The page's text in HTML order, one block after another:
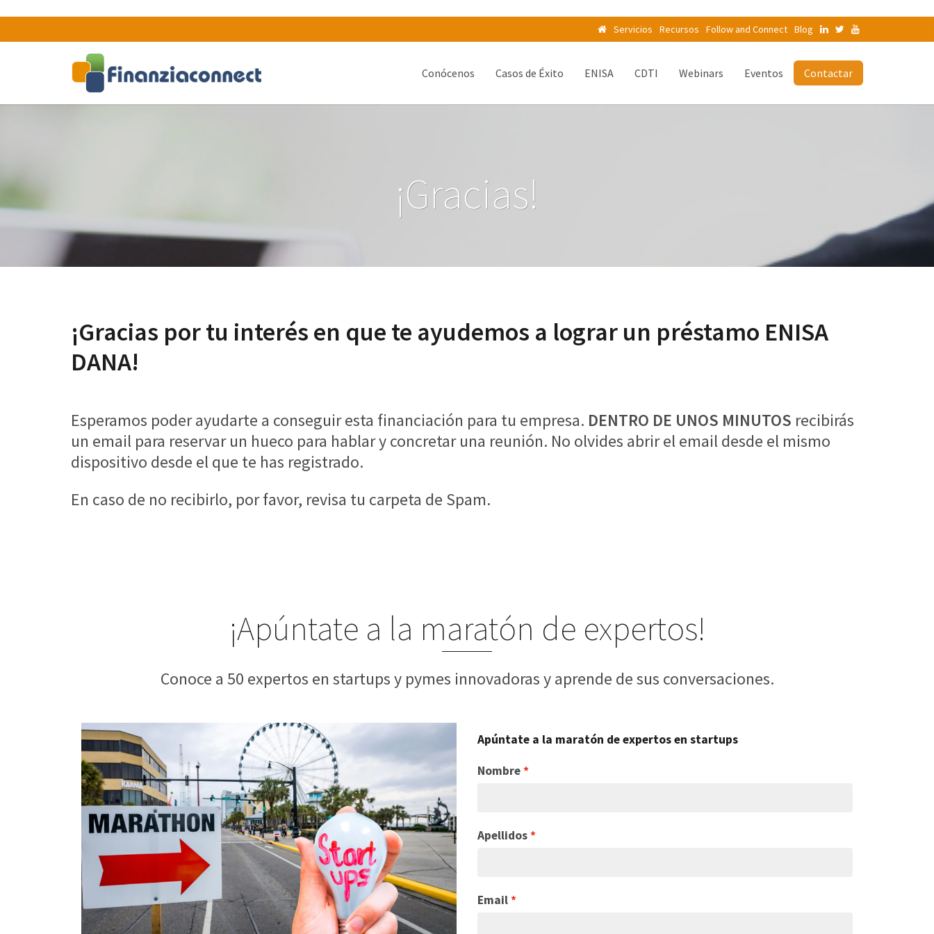
Servicios Recursos Follow and Connect Blog
Conócenos Casos de Éxito ENISA CDTI Webinars Eventos Contactar
¡Gracias!
¡Gracias por tu interés en que te ayudemos a lograr un préstamo ENISA
DANA!
Esperamos poder ayudarte a conseguir esta financiación para tu empresa. DENTRO DE UNOS MINUTOS recibirás
un email para reservar un hueco para hablar y concretar una reunión. No olvides abrir el email desde el mismo
dispositivo desde el que te has registrado.
En caso de no recibirlo, por favor, revisa tu carpeta de Spam.
¡Apúntate a la maratón de expertos!
Conoce a 50 expertos en startups y pymes innovadoras y aprende de sus conversaciones.
Apúntate a la maratón de expertos en startups
Nombre
Apellidos
Email